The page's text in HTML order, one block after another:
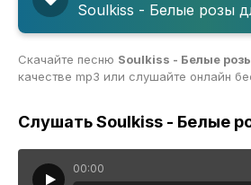
Soulkiss - Белые розы
Скачайте песню Soulkiss - Белые
качестве mp3 или слушайте онлайн
Слушать Soulkiss - Белые
00:00